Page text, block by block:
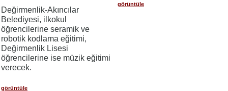
​​​​​​​Değirmenlik-Akıncılar
Belediyesi, ilkokul
öğrencilerine seramik ve
robotik kodlama eğitimi,
Değirmenlik Lisesi
öğrencilerine ise müzik eğitimi
verecek.
görüntüle
görüntüle